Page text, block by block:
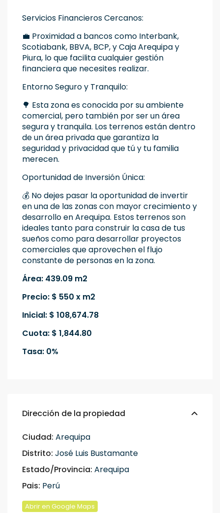
Servicios Financieros Cercanos:
💼 Proximidad a bancos como Interbank,
Scotiabank, BBVA, BCP, y Caja Arequipa y
Piura, lo que facilita cualquier gestión
financiera que necesites realizar.
Entorno Seguro y Tranquilo:
🌳 Esta zona es conocida por su ambiente
comercial, pero también por ser un área
segura y tranquila. Los terrenos están dentro
de un área privada que garantiza la
seguridad y privacidad que tú y tu familia
merecen.
Oportunidad de Inversión Única:
💰 No dejes pasar la oportunidad de invertir
en una de las zonas con mayor crecimiento y
desarrollo en Arequipa. Estos terrenos son
ideales tanto para construir la casa de tus
sueños como para desarrollar proyectos
comerciales que aprovechen el flujo
constante de personas en la zona.
Área: 439.09 m2
Precio: $ 550 x m2
Inicial: $ 108,674.78
Cuota: $ 1,844.80
Tasa: 0%
Dirección de la propiedad
Ciudad: Arequipa
Distrito: José Luis Bustamante
Estado/Provincia: Arequipa
Pais: Perú
Abrir en Google Maps